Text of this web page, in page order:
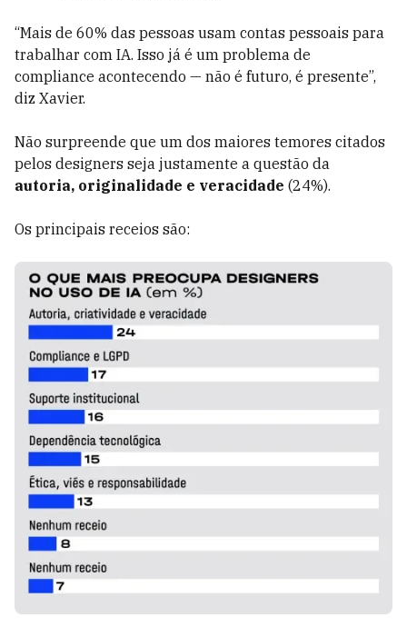
“Mais de 60% das pessoas usam contas pessoais para
trabalhar com IA. Isso já é um problema de
compliance acontecendo — não é futuro, é presente”,
diz Xavier.
Não surpreende que um dos maiores temores citados
pelos designers seja justamente a questão da
autoria, originalidade e veracidade (24%).
Os principais receios são: